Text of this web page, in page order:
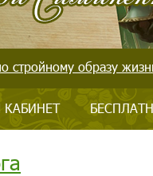
стройному образу